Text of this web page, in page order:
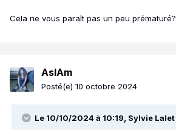
Cela ne vous paraît pas un peu prématuré?
AsIAm
Posté(e) 10 octobre 2024
Le 10/10/2024 à 10:19, Sylvie Lalet